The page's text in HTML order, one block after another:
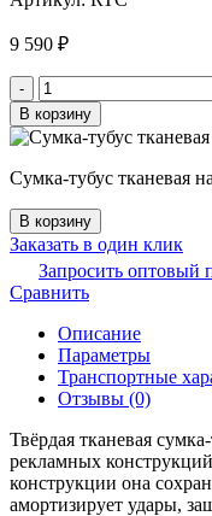
9 590 ₽
-
Количество
товара
Сумка-
тубус
тканевая
колёсах
В корзину
Сумка-тубус тканевая
В корзину
Заказать в один клик
Запросить оптовый
Сравнить
Описание
Параметры
Транспортные
Отзывы (0)
Твёрдая тканевая
рекламных
конструкции она
амортизирует удары,